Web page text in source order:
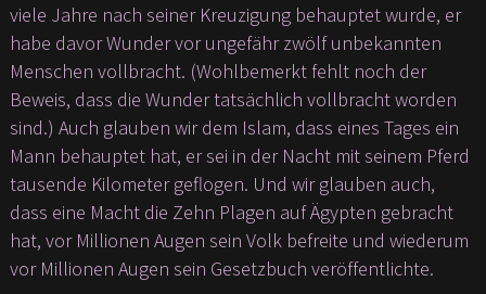
viele Jahre nach seiner Kreuzigung behauptet wurde, er
habe davor Wunder vor ungefähr zwölf unbekannten
Menschen vollbracht. (Wohlbemerkt fehlt noch der
Beweis, dass die Wunder tatsächlich vollbracht worden
sind.) Auch glauben wir dem Islam, dass eines Tages ein
Mann behauptet hat, er sei in der Nacht mit seinem Pferd
tausende Kilometer geflogen. Und wir glauben auch,
dass eine Macht die Zehn Plagen auf Ägypten gebracht
hat, vor Millionen Augen sein Volk befreite und wiederum
vor Millionen Augen sein Gesetzbuch veröffentlichte.